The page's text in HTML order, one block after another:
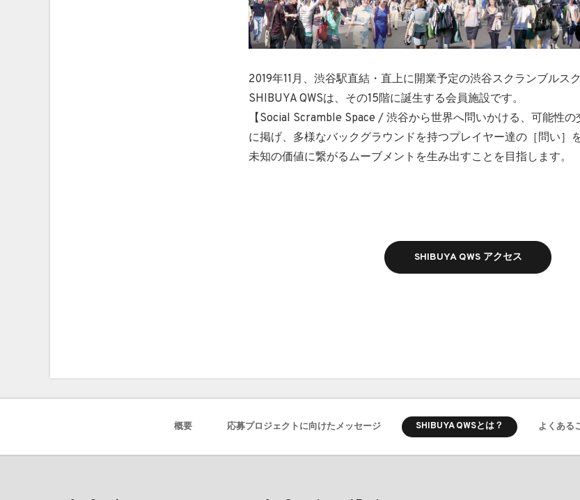
2019年11月、渋谷駅直結・直上に開業予定の渋谷スクランブルスク
SHIBUYA QWSは、その15階に誕生する会員施設です。
【Social Scramble Space / 渋谷から世界へ問いかける、可能性の
に掲げ、多様なバックグラウンドを持つプレイヤー達の［問い］
未知の価値に繋がるムーブメントを生み出すことを目指します。
SHIBUYA QWS アクセス
概要 応募プロジェクトに向けたメッセージ SHIBUYA QWSとは？ よくある